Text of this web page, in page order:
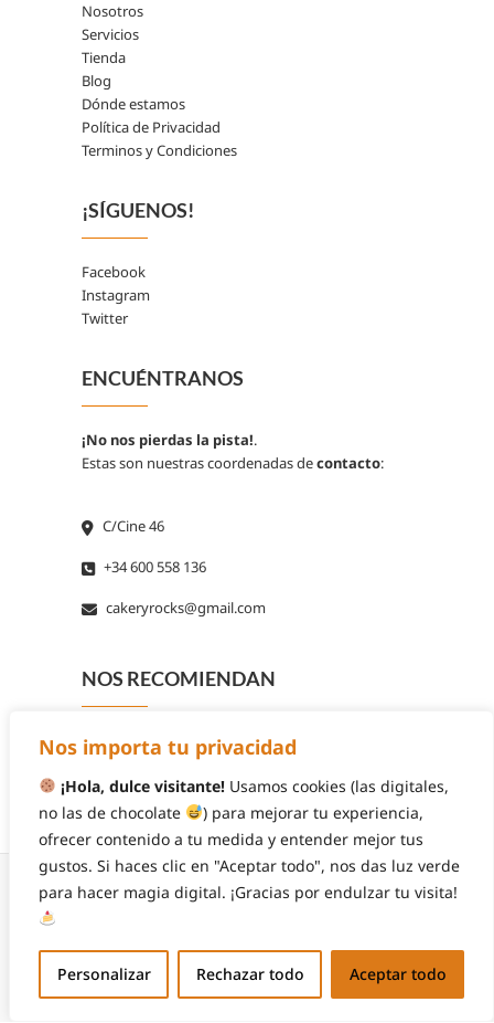
Nos importa tu privacidad
¡Hola, dulce visitante!Usamos cookies (las digitales,
no las de chocolate
) para mejorar tu experiencia,
ofrecer contenido a tu medida y entender mejor tus
gustos. Si haces clic en "Aceptar todo", nos das luz verde
para hacer magia digital. ¡Gracias por endulzar tu visita!
Personalizar Rechazar todo Aceptar todo
Nosotros
Servicios
Tienda
Blog
Dónde estamos
Política de Privacidad
Terminos y Condiciones
¡SÍGUENOS!
Facebook
Instagram
Twitter
ENCUÉNTRANOS
¡No nos pierdas la pista!.
Estas son nuestras coordenadas decontacto:
C/Cine 46
+34 600 558 136
cakeryrocks@gmail.com
NOS RECOMIENDAN
© 2026 Cakery Rocks| Diseñado por:
Theme
Freesia| Funciona gracias a:WordPress